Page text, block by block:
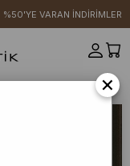
%50'YE VARAN İNDİRİMLER
Sultan Avlusu Pareo×